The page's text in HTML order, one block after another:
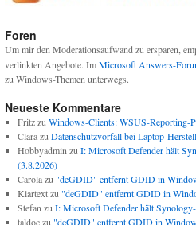
Foren
Um mir den Moderationsaufwand zu ersparen,
verlinkten Angebote. ImMicrosoft Answers-
zu Windows-Themen unterwegs.
Neueste Kommentare
Fritzzu Windows-Clients: WSUS-Reporting-
Clarazu Datenschutzvorfall bei Laptop-
Hobbyadmin zu I: Microsoft Defender hält
(3.8.2026)
Carolazu "deGDID" entfernt GDID in
Klartextzu "deGDID" entfernt GDID in
Stefan zu I: Microsoft Defender hält
taldoczu "deGDID" entfernt GDID in